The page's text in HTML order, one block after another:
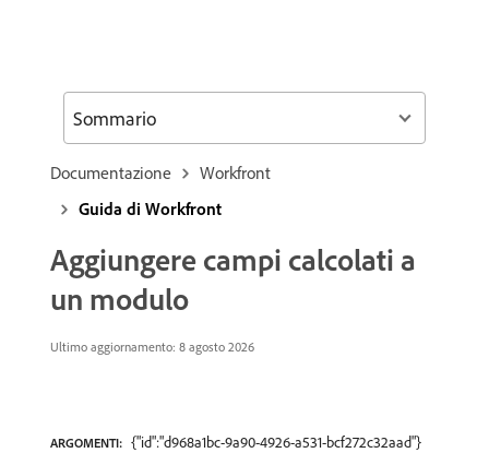
Documentazione
Workfront
Guida di Workfront
Aggiungere campi calcolati a
un modulo
Ultimo aggiornamento: 8 agosto 2026
ARGOMENTI: {"id":"d968a1bc-9a90-4926-a531-bcf272c32aad"}
Sommario